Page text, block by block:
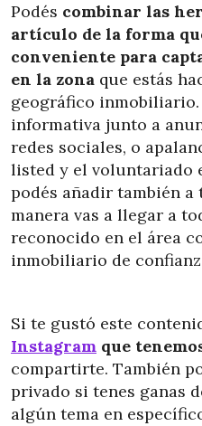
Podés combinar las
artículo de la forma
conveniente para
en la zona que estás
geográfico
informativa junto a
redes sociales, o
listed y el voluntariado
podés añadir también a
manera vas a llegar a
reconocido en el área
inmobiliario de
Si te gustó este
Instagram que
compartirte. También
privado si tenes ganas
algún tema en